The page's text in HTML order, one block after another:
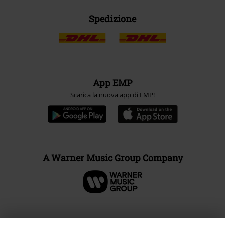
Spedizione
App EMP
Scarica la nuova app di EMP!
A Warner Music Group Company